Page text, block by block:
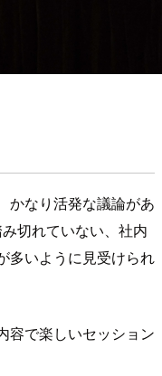
かなり活発な議論があ
切れていない、社内
多いように見受けられ
容で楽しいセッション